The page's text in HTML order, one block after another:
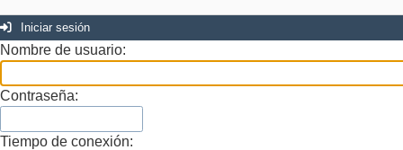
Iniciar sesión
Nombre de usuario:
Contraseña:
Tiempo de conexión: